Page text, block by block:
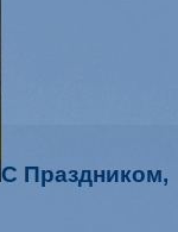
С Праздником,